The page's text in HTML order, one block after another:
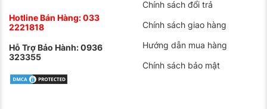
Với dòng lốp Michelin 155/65/R13 sẽ có một số ưu
điểm nổi bật đặc trưng bao gồm:
Khả năng chịu tải cao
Được thiết kế với cấu trúc bền bỉ, chịu được tải
trọng cao, phù hợp cho các xe thường xuyên vận
Hotline Bán Hàng:033
2221818
Hỗ Trợ Bảo Hành:0936
323355
Chính sách đổi trả
Chính sách giao hàng
Hướng dẫn mua hàng
Chính sách bảo mật